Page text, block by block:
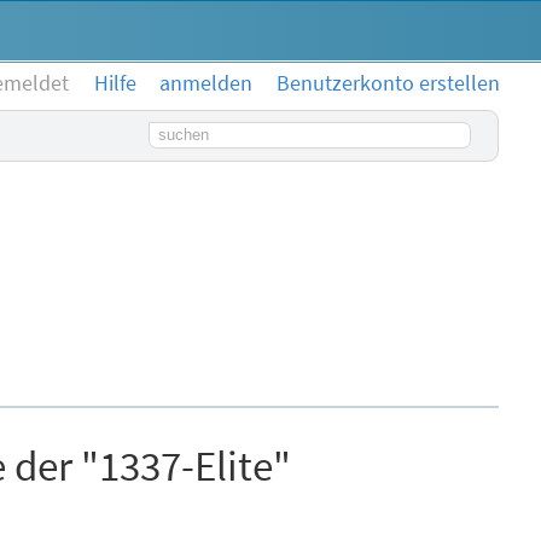
Hilfe anmelden
Benutzerkonto erstellen
Suchbegriff
"1337-Elite"